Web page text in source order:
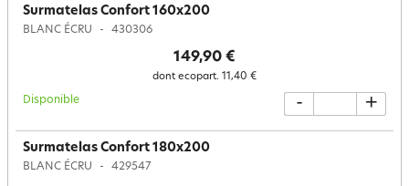
Surmatelas Confort 160x200
BLANC ÉCRU 430306
149,90 €
dont ecopart. 11,40 €
Disponible - +
Surmatelas Confort 180x200
BLANC ÉCRU 429547